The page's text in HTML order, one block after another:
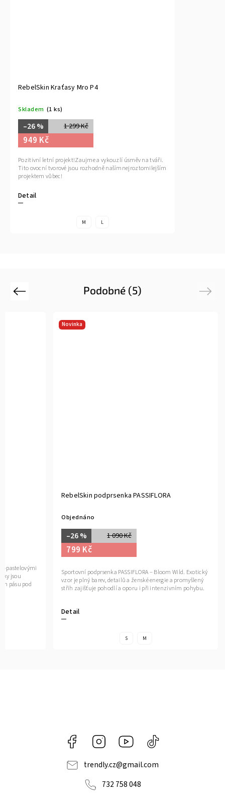
RebelSkin Kraťasy Mro P4
Skladem (1 ks)
1 299 Kč
–26 %
949 Kč
Detail
Pozitivní letní projekt!Zaujme a vykouzlí úsměv na tváři.
Tito ovocní tvorové jsou rozhodně našímnejroztomilejším
projektem vůbec!
M L
Podobné (5)
Previous
pastelovými
jsou
pásu pod
Novinka
RebelSkin podprsenka PASSIFLORA
Objednáno
1 090 Kč
–26 %
799 Kč
Detail
Sportovní podprsenka PASSIFLORA – Bloom Wild. Exotický
vzor je plný barev, detailů a ženské energie a promyšlený
střih zajišťuje pohodlí a oporu i při intenzivním pohybu.
S M
Next
Facebook Instagram https://www.youtube.com/
navlnetrendu5284
trendly.cz@gmail.com
732 758 048